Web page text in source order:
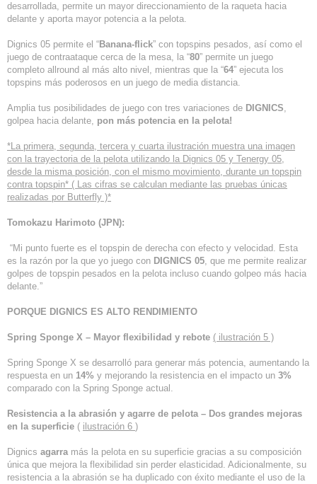
desarrollada, permite un mayor direccionamiento de la raqueta hacia
delante y aporta mayor potencia a la pelota.
Dignics 05 permite el “Banana-flick” con topspins pesados, así como el
juego de contraataque cerca de la mesa, la “80” permite un juego
completo allround al más alto nivel, mientras que la “64” ejecuta los
topspins más poderosos en un juego de media distancia.
Amplia tus posibilidades de juego con tres variaciones de DIGNICS,
golpea hacia delante, pon más potencia en la pelota!
*La primera, segunda, tercera y cuarta ilustración muestra una imagen
con la trayectoria de la pelota utilizando la Dignics 05 y Tenergy 05,
desde la misma posición, con el mismo movimiento, durante un topspin
contra topspin* ( Las cifras se calculan mediante las pruebas únicas
realizadas por Butterfly )*
Tomokazu Harimoto (JPN):
“Mi punto fuerte es el topspin de derecha con efecto y velocidad. Esta
es la razón por la que yo juego con DIGNICS 05, que me permite realizar
golpes de topspin pesados en la pelota incluso cuando golpeo más hacia
delante.”
PORQUE DIGNICS ES ALTO RENDIMIENTO
Spring Sponge X – Mayor flexibilidad y rebote ( ilustración 5 )
Spring Sponge X se desarrolló para generar más potencia, aumentando la
respuesta en un 14% y mejorando la resistencia en el impacto un 3%
comparado con la Spring Sponge actual.
Resistencia a la abrasión y agarre de pelota – Dos grandes mejoras
en la superficie ( ilustración 6 )
Dignics agarramás la pelota en su superficie gracias a su composición
única que mejora la flexibilidad sin perder elasticidad. Adicionalmente, su
resistencia a la abrasión se ha duplicado con éxito mediante el uso de la